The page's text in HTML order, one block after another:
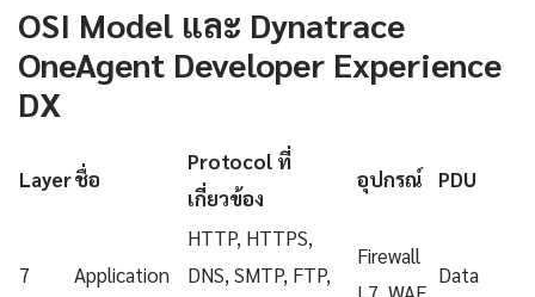
OSI Model และ Dynatrace
OneAgent Developer Experience
DX
Layerชื่อ
Protocol ที่
เกี่ยวข้อง
อุปกรณ์ PDU
7 Application
HTTP, HTTPS,
DNS, SMTP, FTP,
Firewall
L7, WAF
Data